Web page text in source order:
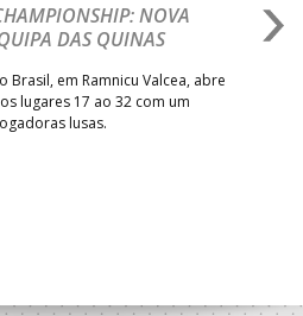
NOVA
DAS QUINAS
em Ramnicu Valcea, abre
lugares 17 ao 32 com um
lusas.